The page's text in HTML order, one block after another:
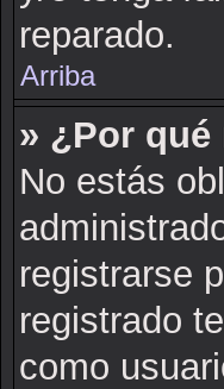
reparado.
Arriba
» ¿Por
No estás
registrarse
registrado
como